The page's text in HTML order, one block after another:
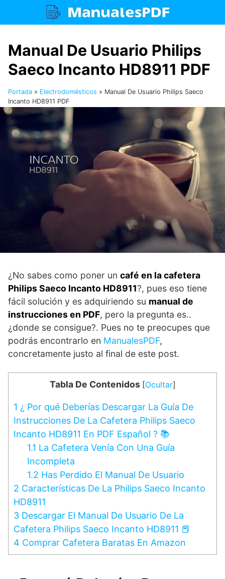
Manual De Usuario Philips
Saeco Incanto HD8911 PDF
Portada » Electrodomésticos » Manual De Usuario Philips Saeco
Incanto HD8911 PDF
¿No sabes como poner un café en la cafetera
Philips Saeco Incanto HD8911?, pues eso tiene
fácil solución y es adquiriendo su manual de
instrucciones en PDF, pero la pregunta es..
¿donde se consigue?. Pues no te preocupes que
podrás encontrarlo en ManualesPDF,
concretamente justo al final de este post.
Tabla De Contenidos [Ocultar]
1 ¿ Por qué Deberías Descargar La Guía De
Instrucciones De La Cafetera Philips Saeco
Incanto HD8911 En PDF Español ? 📚
1.1 La Cafetera Venía Con Una Guía
Incompleta
1.2 Has Perdido El Manual De Usuario
2 Características De La Philips Saeco Incanto
HD8911
3 Descargar El Manual De Usuario De La
Cafetera Philips Saeco Incanto HD8911 📕
4 Comprar Cafetera Baratas En Amazon